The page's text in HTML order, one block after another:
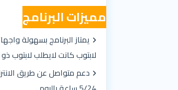
مميزات البرنامج
يمتاز البرنامج بسهولة
لابتوب كانت لايطلب لابتوب